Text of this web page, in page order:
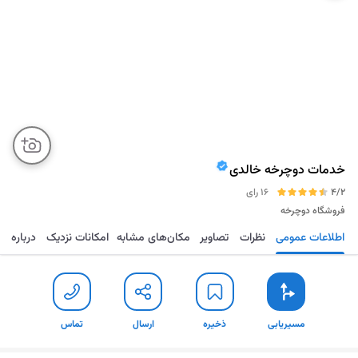
خدمات دوچرخه خالدی
4/2
16 رای
فروشگاه دوچرخه
مسیریابی ذخیره ارسال تماس اطلاعات عمومی نظرات تصاویر مکان‌های مشابه امکانات نزدیک درباره
مسیریابی ذخیره ارسال تماس